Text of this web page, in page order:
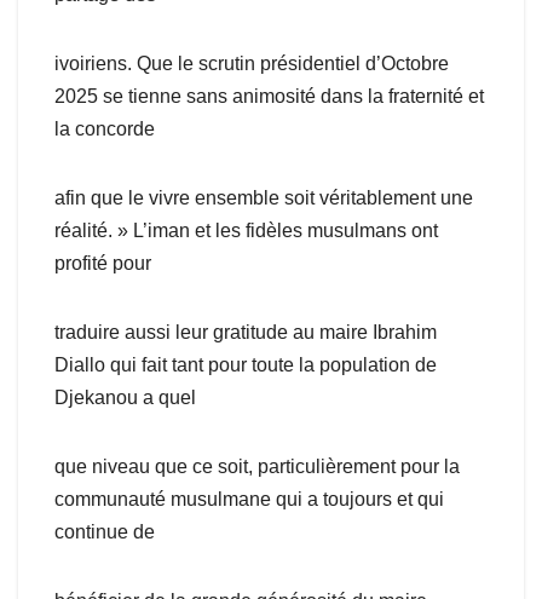
ivoiriens. Que le scrutin présidentiel d’Octobre
2025 se tienne sans animosité dans la fraternité et
la concorde
afin que le vivre ensemble soit véritablement une
réalité. » L’iman et les fidèles musulmans ont
profité pour
traduire aussi leur gratitude au maire Ibrahim
Diallo qui fait tant pour toute la population de
Djekanou a quel
que niveau que ce soit, particulièrement pour la
communauté musulmane qui a toujours et qui
continue de